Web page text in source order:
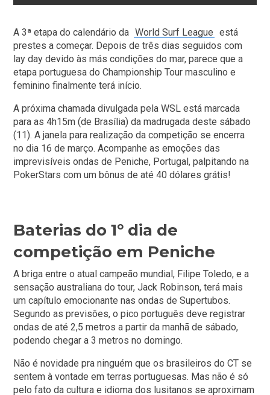
A 3ª etapa do calendário da World Surf League está
prestes a começar. Depois de três dias seguidos com
lay day devido às más condições do mar, parece que a
etapa portuguesa do Championship Tour masculino e
feminino finalmente terá início.
A próxima chamada divulgada pela WSL está marcada
para as 4h15m (de Brasília) da madrugada deste sábado
(11). A janela para realização da competição se encerra
no dia 16 de março. Acompanhe as emoções das
imprevisíveis ondas de Peniche, Portugal, palpitando na
PokerStars com um bônus de até 40 dólares grátis!
Baterias do 1º dia de
competição em Peniche
A briga entre o atual campeão mundial, Filipe Toledo, e a
sensação australiana do tour, Jack Robinson, terá mais
um capítulo emocionante nas ondas de Supertubos.
Segundo as previsões, o pico português deve registrar
ondas de até 2,5 metros a partir da manhã de sábado,
podendo chegar a 3 metros no domingo.
Não é novidade pra ninguém que os brasileiros do CT se
sentem à vontade em terras portuguesas. Mas não é só
pelo fato da cultura e idioma dos lusitanos se aproximam